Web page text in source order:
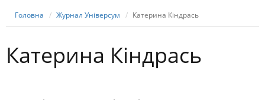
Головна Журнал Універсум Катерина Кіндрась
Катерина Кіндрась